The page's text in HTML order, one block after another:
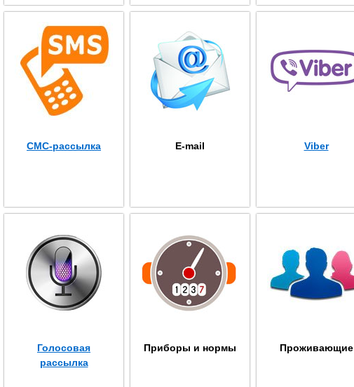
СМС-рассылка E-mail Viber
Голосовая
рассылка
Приборы и нормы Проживающие